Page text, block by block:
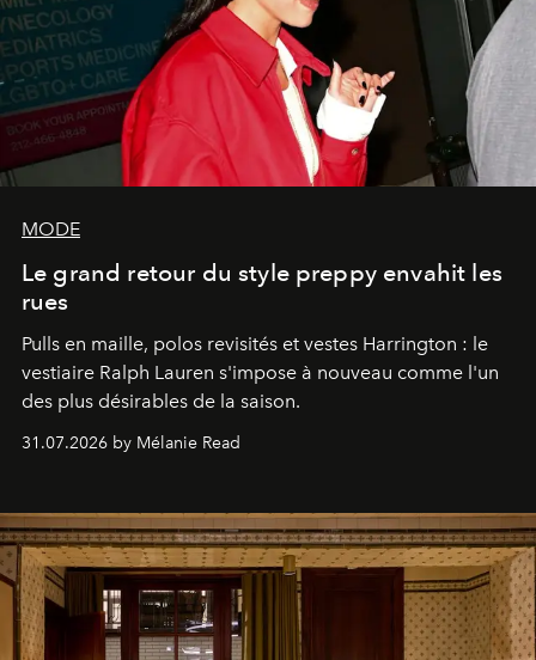
MODE
Le grand retour du style preppy envahit les
rues
Pulls en maille, polos revisités et vestes Harrington : le
vestiaire Ralph Lauren s'impose à nouveau comme l'un
des plus désirables de la saison.
31.07.2026 by Mélanie Read